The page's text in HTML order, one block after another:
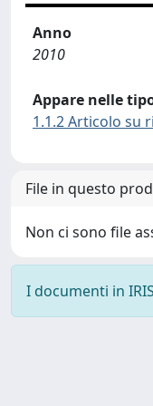
Anno
2010
Appare nelle
1.1.2 Articolo su
File in questo
Non ci sono file
I documenti in